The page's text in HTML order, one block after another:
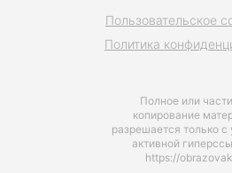
Полное или
копирование
разрешается только с
активной
https://
Пользовательское
Политика